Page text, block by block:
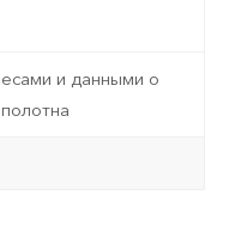
и данными о